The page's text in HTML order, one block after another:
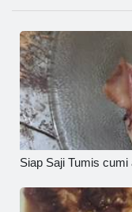
Siap Saji Tumis